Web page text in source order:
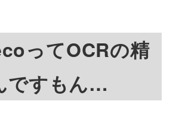
ってOCRの精
ですもん…